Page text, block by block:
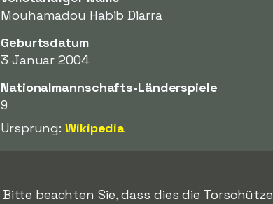
Mouhamadou Habib Diarra
Geburtsdatum
3 Januar 2004
Nationalmannschafts-Länderspiele
9
Ursprung: Wikipedia
Bitte beachten Sie, dass dies die